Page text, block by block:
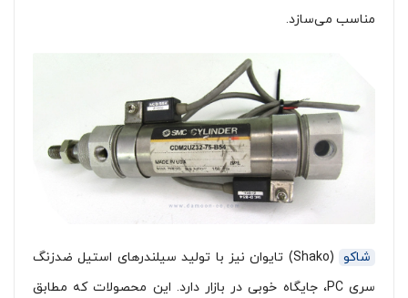
مناسب می‌سازد.
شاکو
(Shako) تایوان نیز با تولید سیلندرهای استیل ضدزنگ
سری PC، جایگاه خوبی در بازار دارد. این محصولات که مطابق